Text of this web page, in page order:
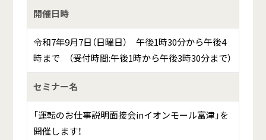
開催日時
令和7年9月7日（日曜日） 午後1時30分から午後4
時まで （受付時間:午後1時から午後3時30分まで）
セミナー名
「運転のお仕事説明面接会inイオンモール富津」を
開催します！